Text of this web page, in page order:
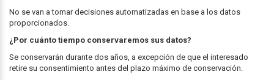
No se van a tomar decisiones automatizadas en base a los datos
proporcionados.
¿Por cuánto tiempo conservaremos sus datos?
Se conservarán durante dos años, a excepción de que el interesado
retire su consentimiento antes del plazo máximo de conservación.